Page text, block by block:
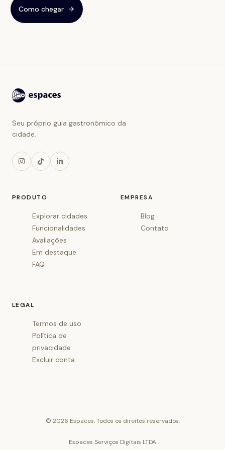
Como chegar
Seu próprio guia gastronômico da
cidade.
PRODUTO
Explorar cidades
Funcionalidades
Avaliações
Em destaque
FAQ
EMPRESA
Blog
Contato
LEGAL
Termos de uso
Política de
privacidade
Excluir conta
© 2026 Espaces. Todos os direitos reservados.
Espaces Serviços Digitais LTDA